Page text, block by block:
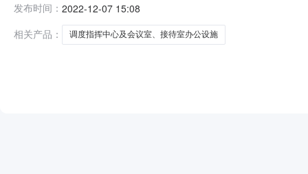
司成交价：85.639万元第二成交候选供应商：山西昀盛
十二月七日至二〇二
发布时间： 2022-12-07 15:08
相关产品：
调度指挥中心及会议室、接待室办公设施